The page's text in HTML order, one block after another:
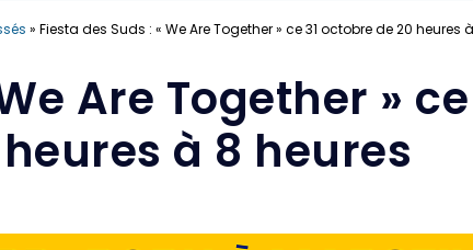
» Fiesta des Suds : « We Are Together » ce 31 octobre de 20 heures
Are Together »
heures à 8 heures